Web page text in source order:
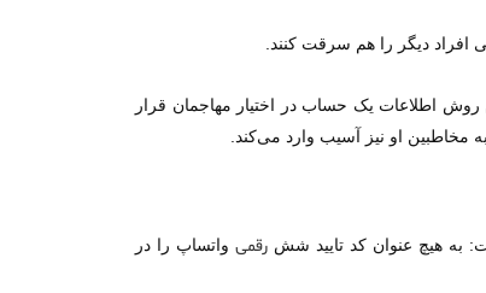
دیگر را هم سرقت کنند.
اطلاعات یک حساب در اختیار مهاجمان قرار
مخاطبین او نیز آسیب وارد می‌کند.
به هیچ عنوان کد تایید شش رقمی واتساپ را در